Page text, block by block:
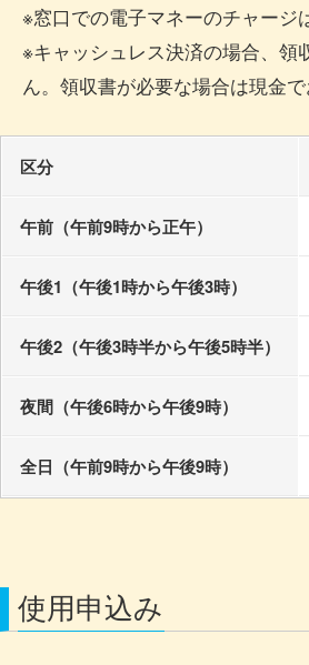
※窓口での電子マネーのチャージ
※キャッシュレス決済の場合、領
ん。領収書が必要な場合は現金で
区分
午前（午前9時から正午）
午後1（午後1時から午後3時）
午後2（午後3時半から午後5時半）
夜間（午後6時から午後9時）
全日（午前9時から午後9時）
使用申込み